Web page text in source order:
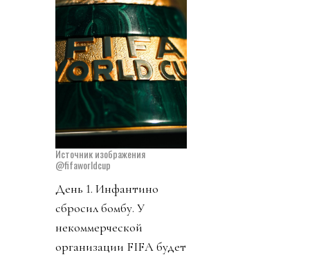
Источник изображения
@fifaworldcup
День 1. Инфантино
сбросил бомбу. У
некоммерческой
организации FIFA будет